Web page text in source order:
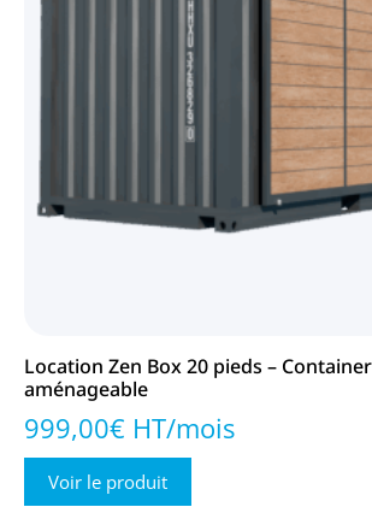
Location Zen Box 20 pieds –
aménageable
999,00€ HT/mois
Voir le produit